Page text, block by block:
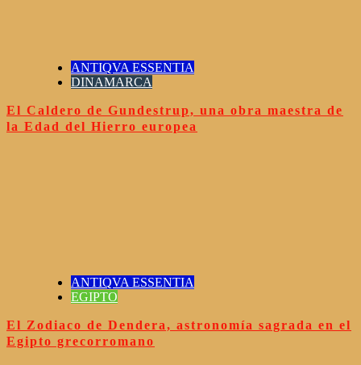
ANTIQVA ESSENTIA
DINAMARCA
El Caldero de Gundestrup, una obra maestra de
la Edad del Hierro europea
ANTIQVA ESSENTIA
EGIPTO
El Zodiaco de Dendera, astronomía sagrada en el
Egipto grecorromano